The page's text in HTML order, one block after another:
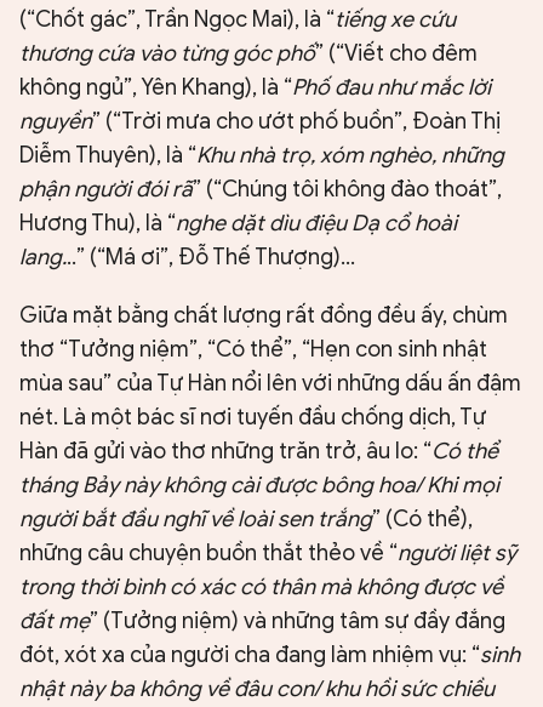
(“Chốt gác”, Trần Ngọc Mai), là “tiếng xe cứu
thương cứa vào từng góc phố” (“Viết cho đêm
không ngủ”, Yên Khang), là “Phố đau như mắc lời
nguyền” (“Trời mưa cho ướt phố buồn”, Đoàn Thị
Diễm Thuyên), là “Khu nhà trọ, xóm nghèo, những
phận người đói rã” (“Chúng tôi không đào thoát”,
Hương Thu), là “nghe dặt dìu điệu Dạ cổ hoài
lang...” (“Má ơi”, Đỗ Thế Thượng)...
Giữa mặt bằng chất lượng rất đồng đều ấy, chùm
thơ “Tưởng niệm”, “Có thể”, “Hẹn con sinh nhật
mùa sau” của Tự Hàn nổi lên với những dấu ấn đậm
nét. Là một bác sĩ nơi tuyến đầu chống dịch, Tự
Hàn đã gửi vào thơ những trăn trở, âu lo: “Có thể
tháng Bảy này không cài được bông hoa/ Khi mọi
người bắt đầu nghĩ về loài sen trắng” (Có thể),
những câu chuyện buồn thắt thẻo về “người liệt sỹ
trong thời bình có xác có thân mà không được về
đất mẹ” (Tưởng niệm) và những tâm sự đầy đắng
đót, xót xa của người cha đang làm nhiệm vụ: “sinh
nhật này ba không về đâu con/ khu hồi sức chiều